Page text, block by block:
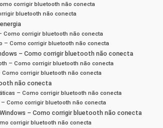
corrigir bluetooth não conecta
bluetooth não conecta
corrigir bluetooth não conecta
– Como corrigir bluetooth não conecta
– Como corrigir bluetooth não conecta
– Como corrigir bluetooth não conecta
corrigir bluetooth não conecta
não conecta
– Como corrigir bluetooth não conecta
Como corrigir bluetooth não conecta
– Como corrigir bluetooth não conecta
corrigir bluetooth não conecta